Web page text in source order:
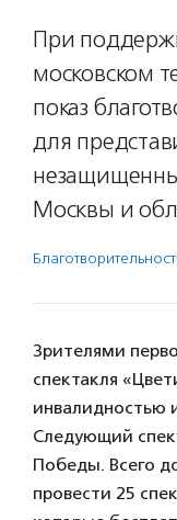
При
московском
показ
для
Москвы и
Зрителями
спектакля
инвалидностью
Следующий
Победы. Всего
провести 25